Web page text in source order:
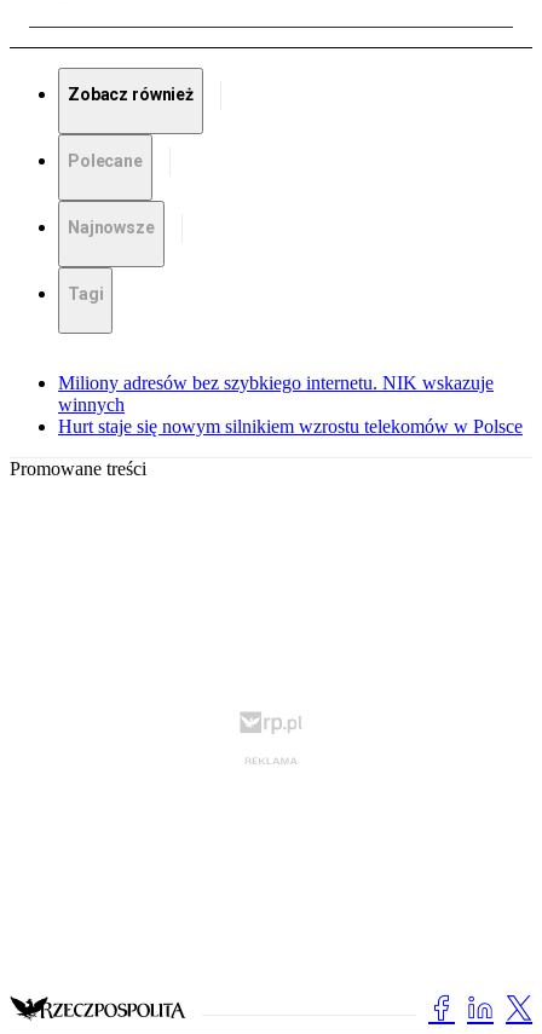
Zobacz również
Polecane
Najnowsze
Tagi
Miliony adresów bez szybkiego internetu. NIK wskazuje
winnych
Hurt staje się nowym silnikiem wzrostu telekomów w Polsce
Promowane treści